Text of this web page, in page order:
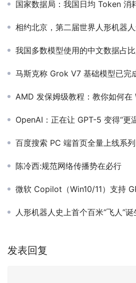
国家数据局：我国日均 Token 消耗量突破 30 万
相约北京，第二届世界人形机器人
我国多数模型使用的中文数据占比
马斯克称 Grok V7 基础模型已完成预训
AMD 发保姆级教程：教你如何在 Win11 上运
OpenAI：正在让 GPT-5 变得“更
百度搜索 PC 端首页全量上线系列 AI 功能，
陈冷西:规范网络传播势在必行
微软 Copilot（Win10/11）支持 GPT – 5 智能
人形机器人史上首个百米“飞人”诞生：具身天工
发表回复